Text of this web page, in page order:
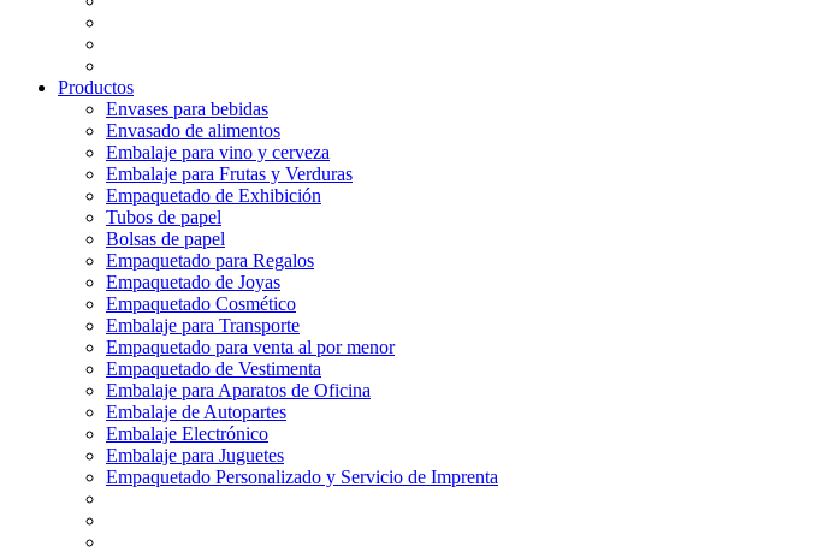
Productos
Envases para bebidas
Envasado de alimentos
Embalaje para vino y cerveza
Embalaje para Frutas y Verduras
Empaquetado de Exhibición
Tubos de papel
Bolsas de papel
Empaquetado para Regalos
Empaquetado de Joyas
Empaquetado Cosmético
Embalaje para Transporte
Empaquetado para venta al por menor
Empaquetado de Vestimenta
Embalaje para Aparatos de Oficina
Embalaje de Autopartes
Embalaje Electrónico
Embalaje para Juguetes
Empaquetado Personalizado y Servicio de Imprenta